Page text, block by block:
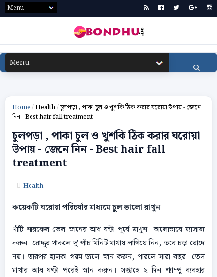
Home/Health/চুলপড়া , পাকা চুল ও খুশকি ঠিক করার ঘরোয়া উপায় - জেনে
নিন - Best hair fall treatment
চুলপড়া , পাকা চুল ও খুশকি ঠিক করার ঘরোয়া
উপায় - জেনে নিন - Best hair fall
treatment
Health
কয়েকটি ঘরােয়া পরিচর্যার মাধ্যমে চুল ভালো রাখুন
খাঁটি নারকেল তেল স্নানের আধ ঘন্টা পূর্বে মাখুন। ভালােভাবে ম্যাসাজ
করুন। রোদ্দুর থাকলে দু' পাঁচ মিনিট মাথায় লাগিয়ে নিন, তবে চড়া রােদে
নয়। তারপর হালকা গরম জলে স্নান করুন, পারলে সারা বছর। তেল
মাখার আধ ঘণ্টা পরেই স্নান করুন। সপ্তাহে ২ দিন শ্যাম্পু ব্যবহার